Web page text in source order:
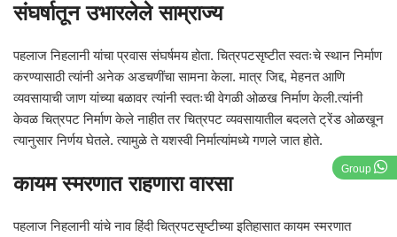
Group
संघर्षातून उभारलेले साम्राज्य
पहलाज निहलानी यांचा प्रवास संघर्षमय होता. चित्रपटसृष्टीत स्वतःचे स्थान निर्माण
करण्यासाठी त्यांनी अनेक अडचणींचा सामना केला. मात्र जिद्द, मेहनत आणि
व्यवसायाची जाण यांच्या बळावर त्यांनी स्वतःची वेगळी ओळख निर्माण केली.त्यांनी
केवळ चित्रपट निर्माण केले नाहीत तर चित्रपट व्यवसायातील बदलते ट्रेंड ओळखून
त्यानुसार निर्णय घेतले. त्यामुळे ते यशस्वी निर्मात्यांमध्ये गणले जात होते.
कायम स्मरणात राहणारा वारसा
पहलाज निहलानी यांचे नाव हिंदी चित्रपटसृष्टीच्या इतिहासात कायम स्मरणात